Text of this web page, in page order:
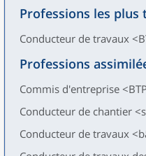
Professions les plus
Conducteur de travaux
Professions
Commis d'entreprise
Conducteur de chantier
Conducteur de travaux